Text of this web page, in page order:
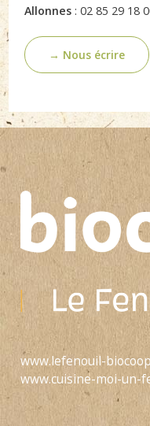
Allonnes : 02 85 29 18
→ Nous écrire
www.lefenouil-
www.cuisine-moi-un-